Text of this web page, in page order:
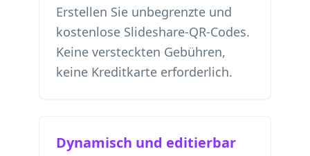
Erstellen Sie unbegrenzte und
kostenlose Slideshare-QR-Codes.
Keine versteckten Gebühren,
keine Kreditkarte erforderlich.
Dynamisch und editierbar